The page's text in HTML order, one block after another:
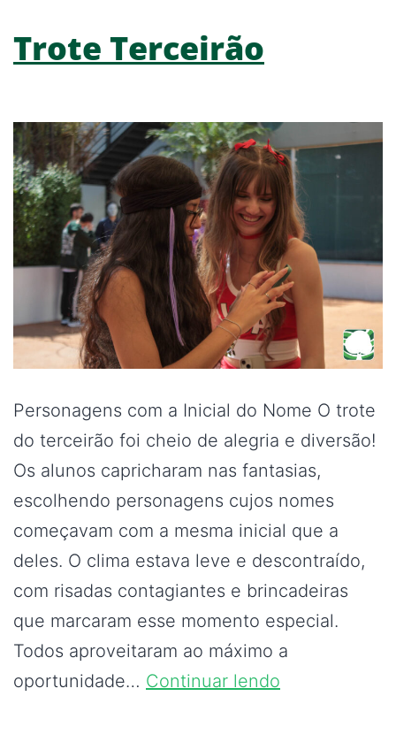
Trote Terceirão
Personagens com a Inicial do Nome O trote
do terceirão foi cheio de alegria e diversão!
Os alunos capricharam nas fantasias,
escolhendo personagens cujos nomes
começavam com a mesma inicial que a
deles. O clima estava leve e descontraído,
com risadas contagiantes e brincadeiras
que marcaram esse momento especial.
Todos aproveitaram ao máximo a
oportunidade… Continuar lendo